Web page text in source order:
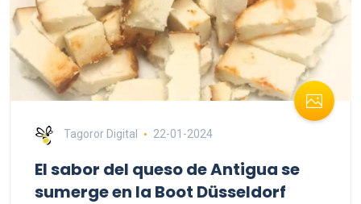
Tagoror Digital 22-01-2024
El sabor del queso de Antigua se
sumerge en la Boot Düsseldorf